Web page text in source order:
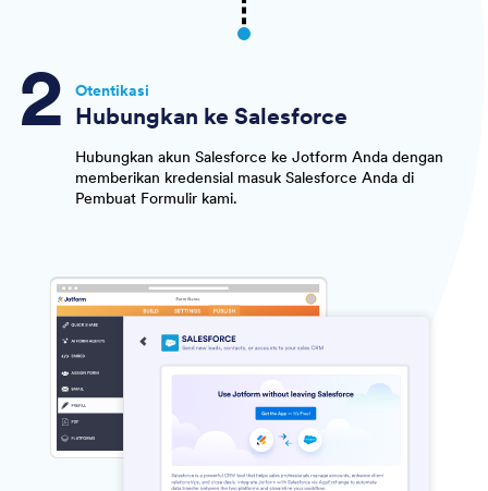
Otentikasi
Hubungkan ke Salesforce
Hubungkan akun Salesforce ke Jotform Anda dengan
memberikan kredensial masuk Salesforce Anda di
Pembuat Formulir kami.